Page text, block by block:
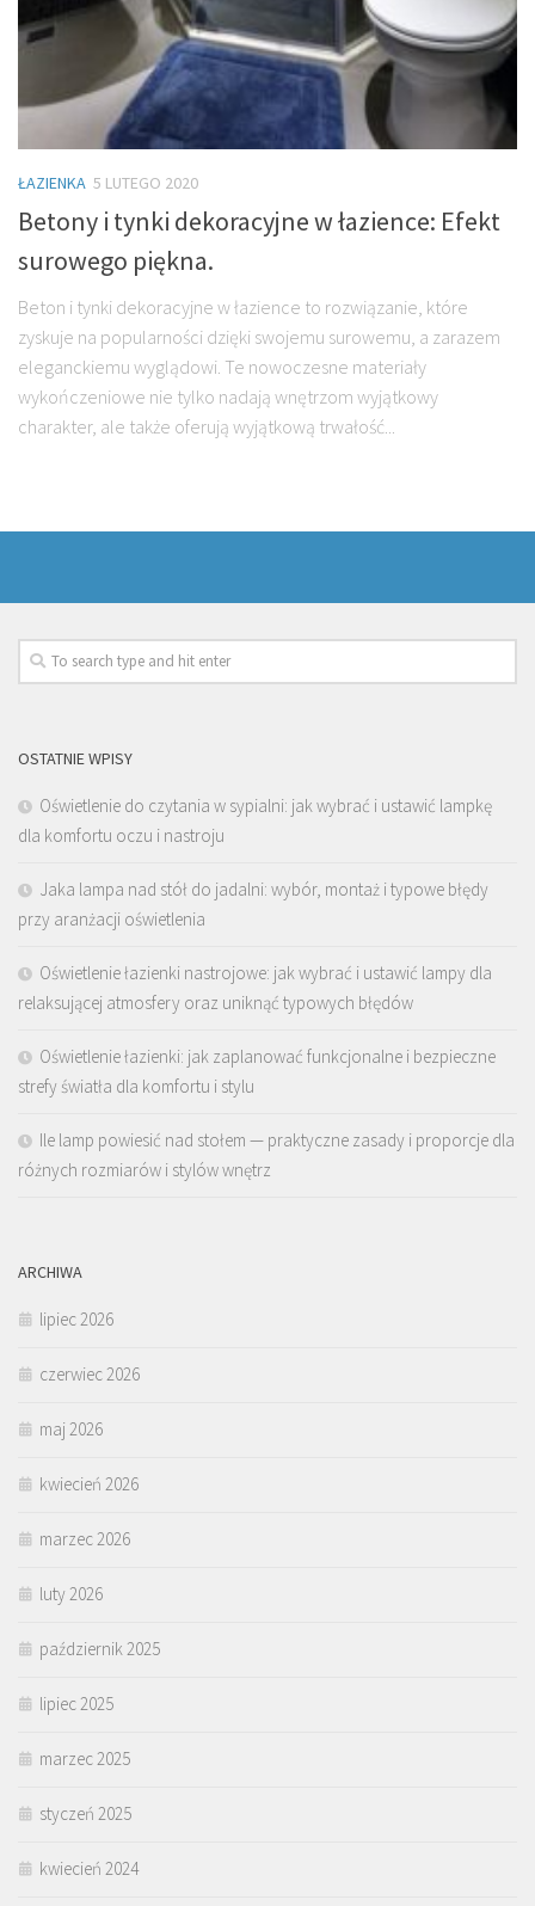
ŁAZIENKA 5 LUTEGO 2020
Betony i tynki dekoracyjne w łazience: Efekt
surowego piękna.
Beton i tynki dekoracyjne w łazience to rozwiązanie, które
zyskuje na popularności dzięki swojemu surowemu, a zarazem
eleganckiemu wyglądowi. Te nowoczesne materiały
wykończeniowe nie tylko nadają wnętrzom wyjątkowy
charakter, ale także oferują wyjątkową trwałość...
OSTATNIE WPISY
Oświetlenie do czytania w sypialni: jak wybrać i ustawić lampkę
dla komfortu oczu i nastroju
Jaka lampa nad stół do jadalni: wybór, montaż i typowe błędy
przy aranżacji oświetlenia
Oświetlenie łazienki nastrojowe: jak wybrać i ustawić lampy dla
relaksującej atmosfery oraz uniknąć typowych błędów
Oświetlenie łazienki: jak zaplanować funkcjonalne i bezpieczne
strefy światła dla komfortu i stylu
Ile lamp powiesić nad stołem — praktyczne zasady i proporcje dla
różnych rozmiarów i stylów wnętrz
ARCHIWA
lipiec 2026
czerwiec 2026
maj 2026
kwiecień 2026
marzec 2026
luty 2026
październik 2025
lipiec 2025
marzec 2025
styczeń 2025
kwiecień 2024